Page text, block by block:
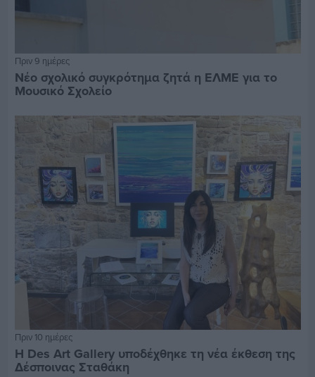
Πριν 9 ημέρες
Νέο σχολικό συγκρότημα ζητά η ΕΛΜΕ για το
Μουσικό Σχολείο
Πριν 10 ημέρες
Η Des Art Gallery υποδέχθηκε τη νέα έκθεση της
Δέσποινας Σταθάκη